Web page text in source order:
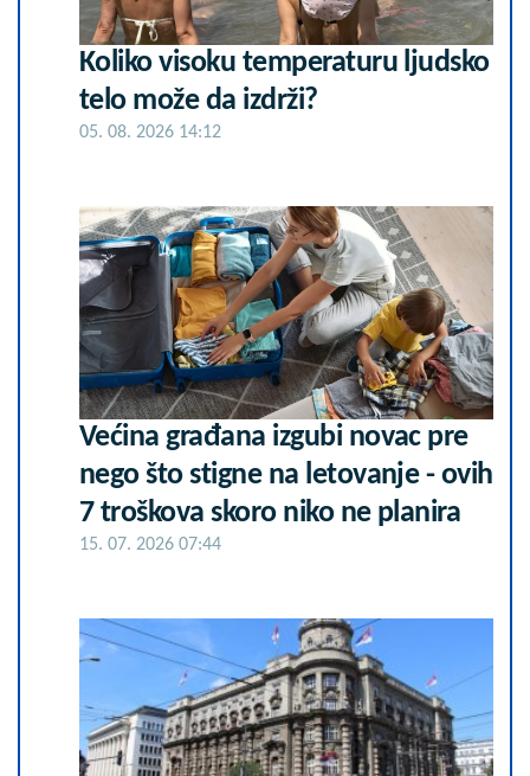
Koliko visoku temperaturu ljudsko
telo može da izdrži?
05. 08. 2026 14:12
Većina građana izgubi novac pre
nego što stigne na letovanje - ovih
7 troškova skoro niko ne planira
15. 07. 2026 07:44